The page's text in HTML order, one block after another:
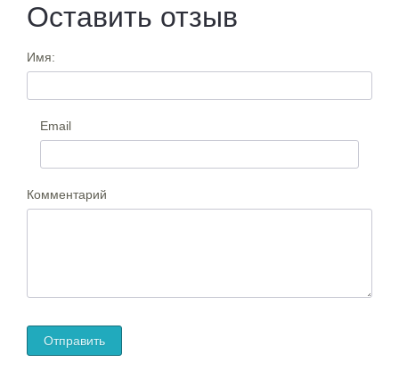
Оставить отзыв
Имя:
Email
Комментарий